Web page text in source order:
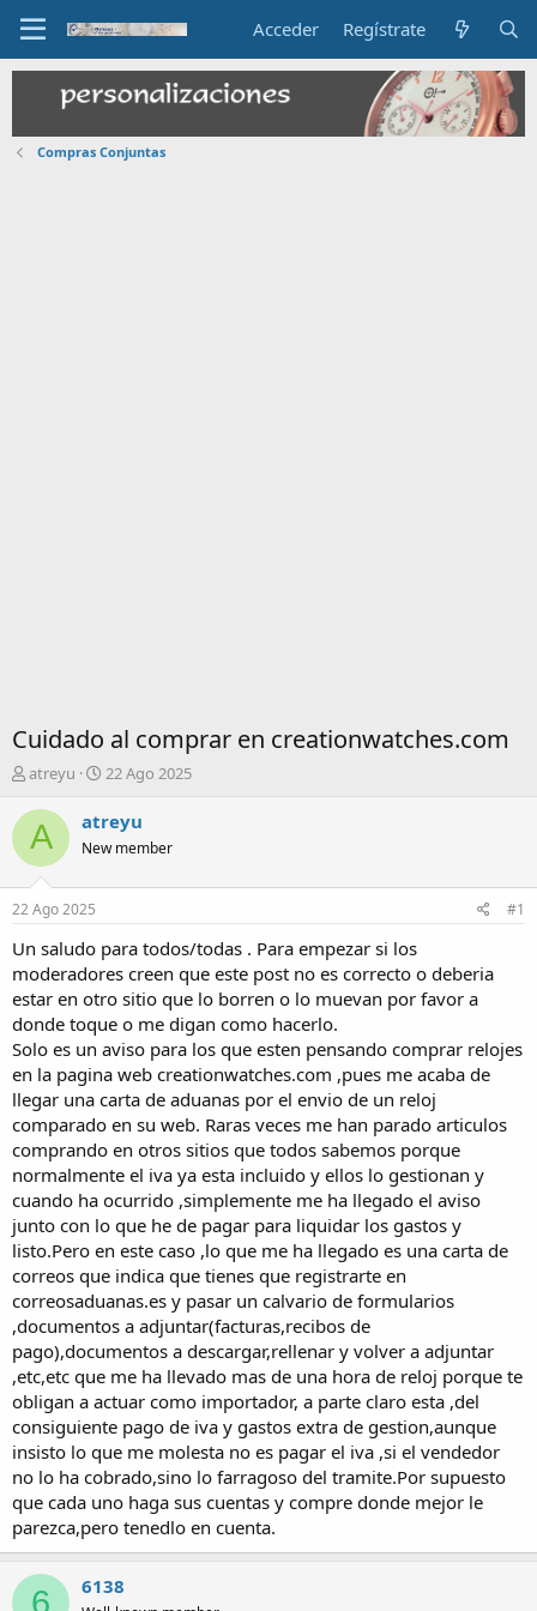
Acceder Regístrate
Compras Conjuntas
Cuidado al comprar en creationwatches.com
I
i
c
i
d
r
d
e
l
t
e
m
a
atreyu
F
c
a
n
i
c
i
o
22 Ago 2025
A atreyu
New member
22 Ago 2025 #1
Un saludo para todos/todas . Para empezar si los
moderadores creen que este post no es correcto o deberia
estar en otro sitio que lo borren o lo muevan por favor a
donde toque o me digan como hacerlo.
Solo es un aviso para los que esten pensando comprar relojes
en la pagina web creationwatches.com ,pues me acaba de
llegar una carta de aduanas por el envio de un reloj
comparado en su web. Raras veces me han parado articulos
comprando en otros sitios que todos sabemos porque
normalmente el iva ya esta incluido y ellos lo gestionan y
cuando ha ocurrido ,simplemente me ha llegado el aviso
junto con lo que he de pagar para liquidar los gastos y
listo.Pero en este caso ,lo que me ha llegado es una carta de
correos que indica que tienes que registrarte en
correosaduanas.es y pasar un calvario de formularios
,documentos a adjuntar(facturas,recibos de
pago),documentos a descargar,rellenar y volver a adjuntar
,etc,etc que me ha llevado mas de una hora de reloj porque te
obligan a actuar como importador, a parte claro esta ,del
consiguiente pago de iva y gastos extra de gestion,aunque
insisto lo que me molesta no es pagar el iva ,si el vendedor
no lo ha cobrado,sino lo farragoso del tramite.Por supuesto
que cada uno haga sus cuentas y compre donde mejor le
parezca,pero tenedlo en cuenta.
6 6138